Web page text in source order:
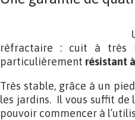
réfractaire : cuit à très
particulièrement résistant
Très stable, grâce à un
les jardins. Il vous suffit de
pouvoir commencer à